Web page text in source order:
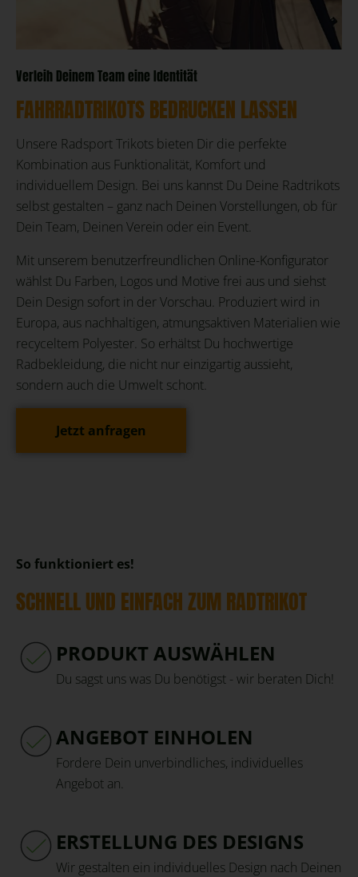
Verleih Deinem Team eine Identität
FAHRRADTRIKOTS BEDRUCKEN LASSEN
Unsere Radsport Trikots bieten Dir die perfekte
Kombination aus Funktionalität, Komfort und
individuellem Design. Bei uns kannst Du Deine Radtrikots
selbst gestalten – ganz nach Deinen Vorstellungen, ob für
Dein Team, Deinen Verein oder ein Event.
Mit unserem benutzerfreundlichen Online-Konfigurator
wählst Du Farben, Logos und Motive frei aus und siehst
Dein Design sofort in der Vorschau. Produziert wird in
Europa, aus nachhaltigen, atmungsaktiven Materialien wie
recyceltem Polyester. So erhältst Du hochwertige
Radbekleidung, die nicht nur einzigartig aussieht,
sondern auch die Umwelt schont.
Jetzt anfragen
So funktioniert es!
SCHNELL UND EINFACH ZUM RADTRIKOT
PRODUKT AUSWÄHLEN
Du sagst uns was Du benötigst - wir beraten Dich!
ANGEBOT EINHOLEN
Fordere Dein unverbindliches, individuelles
Angebot an.
ERSTELLUNG DES DESIGNS
Wir gestalten ein individuelles Design nach Deinen